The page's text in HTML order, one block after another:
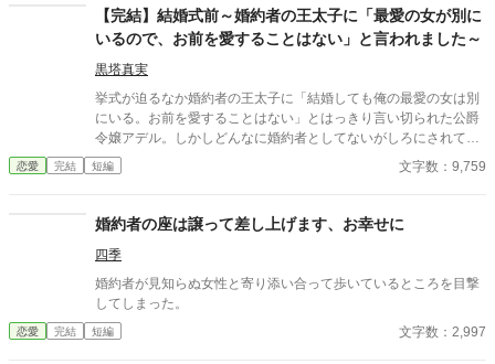
るつもりだった。分かっていてそれでも、許せなかった。 メリ
ッサにとってアイルザートは、本心から愛した人だったから。
【完結】結婚式前～婚約者の王太子に「最愛の女が別に
いるので、お前を愛することはない」と言われました～
黒塔真実
挙式が迫るなか婚約者の王太子に「結婚しても俺の最愛の女は別
にいる。お前を愛することはない」とはっきり言い切られた公爵
令嬢アデル。しかしどんなに婚約者としてないがしろにされても
女性としての誇りを傷つけられても彼女は平気だった。なぜなら
大切な「心の拠り所」があるから……。しかし、王立学園の卒業
を受けるのだった―― ※神視点。■なろうにも別タイトルで重
恋愛 完結 短編 文字数：9,759
婚約者の座は譲って差し上げます、お幸せに
四季
婚約者が見知らぬ女性と寄り添い合って歩いているところを目撃
してしまった。
恋愛 完結 短編 文字数：2,997